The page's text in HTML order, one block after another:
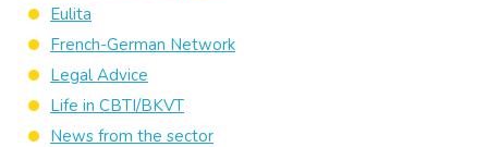
Eulita
French-German Network
Legal Advice
Life in CBTI/BKVT
News from the sector